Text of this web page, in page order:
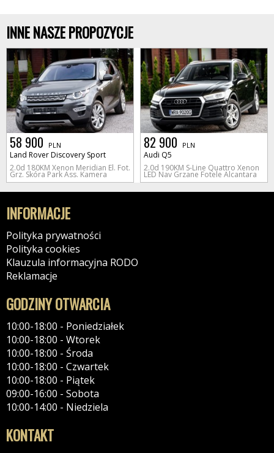
INNE NASZE PROPOZYCJE
58 900 PLN
Land Rover Discovery Sport
2.0d 180KM Xenon Meridian El. Fot.
Grz. Skóra Park Ass. Kamera
82 900 PLN
Audi Q5
2.0d 190KM S-Line Quattro Xenon
LED Nav Grzane Fotele Alcantara
INFORMACJE
Polityka prywatności
Polityka cookies
Klauzula informacyjna RODO
Reklamacje
GODZINY OTWARCIA
10:00-18:00 - Poniedziałek
10:00-18:00 - Wtorek
10:00-18:00 - Środa
10:00-18:00 - Czwartek
10:00-18:00 - Piątek
09:00-16:00 - Sobota
10:00-14:00 - Niedziela
KONTAKT